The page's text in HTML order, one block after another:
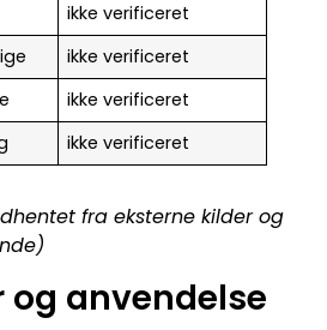
ikke verificeret
ikke verificeret
ikke verificeret
ikke verificeret
fra eksterne kilder og
og anvendelse